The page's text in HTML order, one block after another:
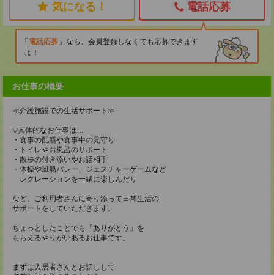
気になる！ 電話応募
電話応募
なら、会員登録しなくても応募できます
よ！
お仕事の概要
≪介護施設での生活サポート≫
▽具体的なお仕事は…
・食事の配膳や食事中の見守り
・トイレやお風呂のサポート
・散歩の付き添いやお話相手
・体操や風船バレー、ジェスチャーゲームなど
レクレーションを一緒に楽しんだり
など、ご利用者さんに寄り添って日常生活の
サポートをしていただきます。
ちょっとしたことでも「ありがとう」を
もらえるやりがいあるお仕事です。
まずは入居者さんとお話しして